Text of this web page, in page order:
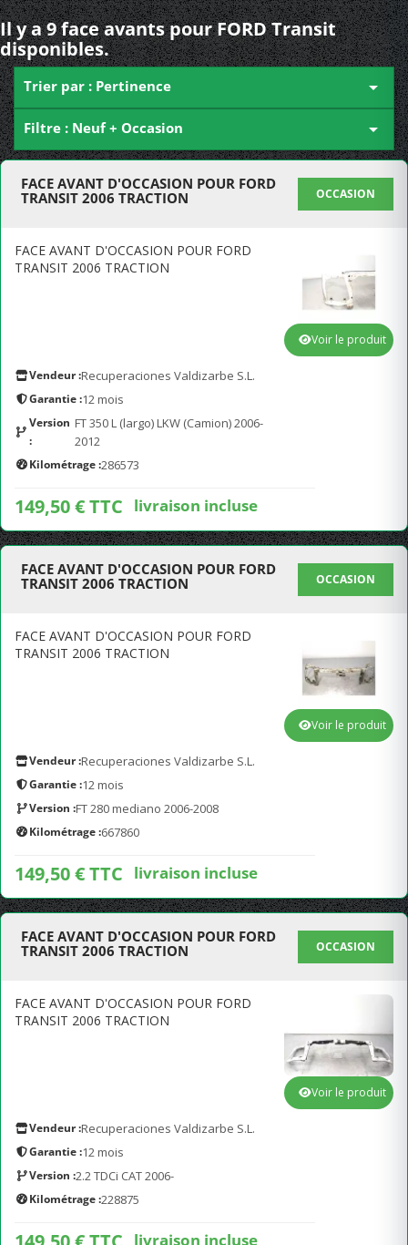
Il y a 9 face avants pour FORD Transit
disponibles.
Trier par : Pertinence 
Filtre : Neuf + Occasion 
FACE AVANT D'OCCASION POUR FORD
TRANSIT 2006 TRACTION
OCCASION
FACE AVANT D'OCCASION POUR FORD
TRANSIT 2006 TRACTION
Vendeur :Recuperaciones Valdizarbe S.L.
Garantie :12 mois
Version
:
FT 350 L (largo) LKW (Camion) 2006-
2012
Kilométrage :286573
149,50 € TTC livraison incluse
Voir le produit
FACE AVANT D'OCCASION POUR FORD
TRANSIT 2006 TRACTION
OCCASION
FACE AVANT D'OCCASION POUR FORD
TRANSIT 2006 TRACTION
Vendeur :Recuperaciones Valdizarbe S.L.
Garantie :12 mois
Version :FT 280 mediano 2006-2008
Kilométrage :667860
149,50 € TTC livraison incluse
Voir le produit
FACE AVANT D'OCCASION POUR FORD
TRANSIT 2006 TRACTION
OCCASION
FACE AVANT D'OCCASION POUR FORD
TRANSIT 2006 TRACTION
Vendeur :Recuperaciones Valdizarbe S.L.
Garantie :12 mois
Version :2.2 TDCi CAT 2006-
Kilométrage :228875
livraison incluse
Voir le produit